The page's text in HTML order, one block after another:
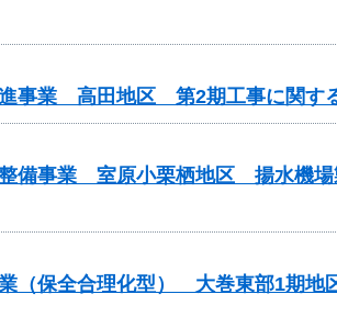
事業 高田地区 第2期工事に関す
備事業 室原小栗栖地区 揚水機場
（保全合理化型） 大巻東部1期